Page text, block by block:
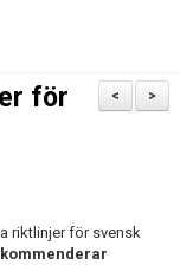
>
<
för
riktlinjer för svensk